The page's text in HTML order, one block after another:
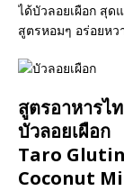
ได้บัวลอยเผือก สุด
สูตรหอมๆ อร่อยห
สูตรอาหารไ
บัวลอยเผือก
Taro
Coconut